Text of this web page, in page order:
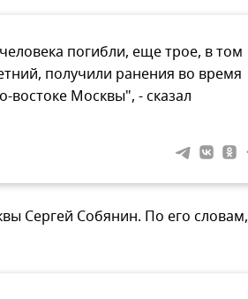
погибли, еще трое, в том
получили ранения во время
Москвы", - сказал
Сергей Собянин. По его словам,